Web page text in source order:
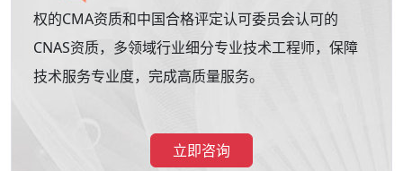
权的CMA资质和中国合格评定认可委员会认可的
CNAS资质，多领域行业细分专业技术工程师，保障
技术服务专业度，完成高质量服务。
立即咨询